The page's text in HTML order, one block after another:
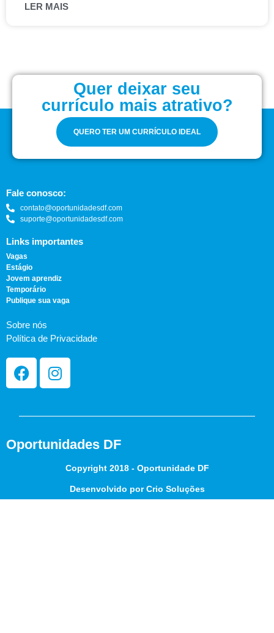
LER MAIS
Quer deixar seu
currículo mais atrativo?
QUERO TER UM CURRÍCULO IDEAL
Fale conosco:
contato@oportunidadesdf.com
suporte@oportunidadesdf.com
Links importantes
Vagas
Estágio
Jovem aprendiz
Temporário
Publique sua vaga
Sobre nós
Política de Privacidade
Oportunidades DF
Copyright 2018 - Oportunidade DF
Desenvolvido por Crio Soluções